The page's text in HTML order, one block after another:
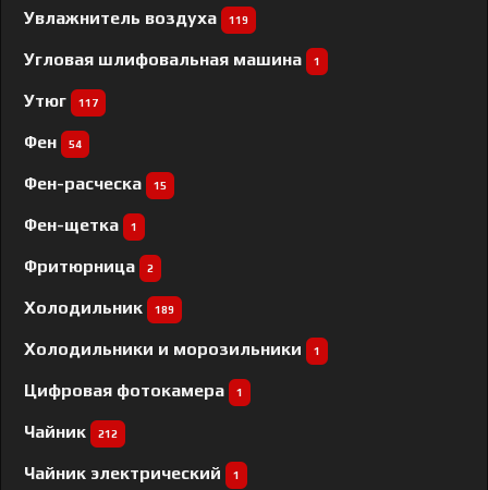
Увлажнитель воздуха 119
Угловая шлифовальная машина 1
Утюг 117
Фен 54
Фен-расческа 15
Фен-щетка 1
Фритюрница 2
Холодильник 189
Холодильники и морозильники 1
Цифровая фотокамера 1
Чайник 212
Чайник электрический 1